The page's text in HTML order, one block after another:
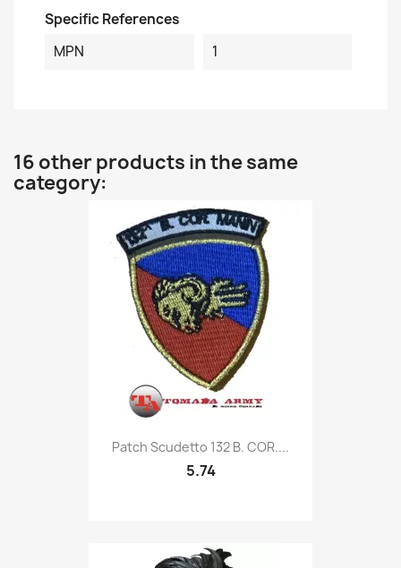
Specific References
MPN
1
16 other products in the same
category:
Quick view
Patch Scudetto 132 B. COR....
5.74